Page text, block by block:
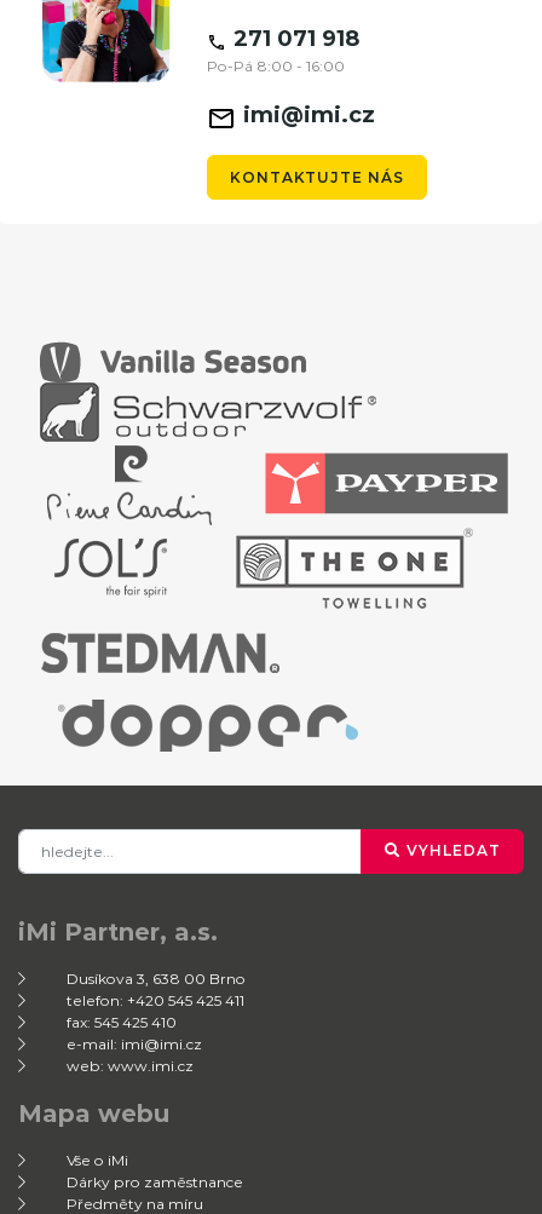
271 071 918
Po-Pá 8:00 - 16:00
imi@imi.cz
KONTAKTUJTE NÁS
VYHLEDAT
iMi Partner, a.s.
Dusíkova 3, 638 00 Brno
telefon: +420 545 425 411
fax: 545 425 410
e-mail: imi@imi.cz
web: www.imi.cz
Mapa webu
Vše o iMi
Dárky pro zaměstnance
Předměty na míru